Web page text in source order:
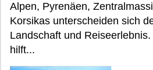
Alpen, Pyrenäen,
Korsikas unterscheiden sich
Landschaft und
hilft...